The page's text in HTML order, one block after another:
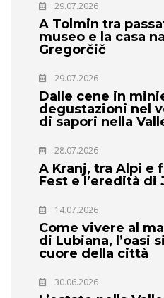
29.07.2026
A Tolmin tra
museo e la casa
Gregorčič
29.07.2026
Dalle cene in
degustazioni nel
di sapori nella
28.07.2026
A Kranj, tra Alpi e
Fest e l’eredità di
14.07.2026
Come vivere al
di Lubiana, l’oasi
cuore della città
30.06.2026